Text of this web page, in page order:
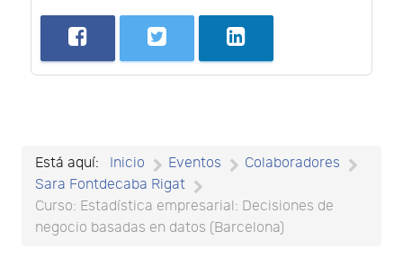
Está aquí: Inicio Eventos
Colaboradores
Sara Fontdecaba Rigat
Curso: Estadística empresarial: Decisiones de
negocio basadas en datos (Barcelona)